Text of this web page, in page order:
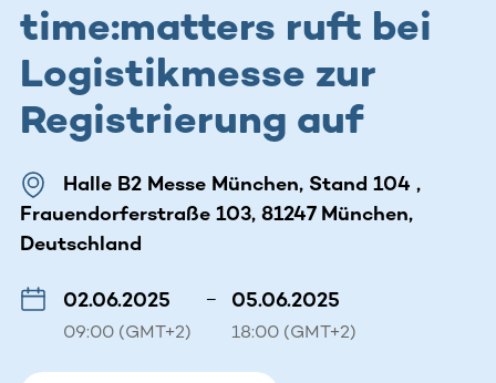
time:matters ruft bei
Logistikmesse zur
Registrierung auf
Halle B2 Messe München, Stand 104 ,
Frauendorferstraße 103, 81247 München,
Deutschland
02.06.2025
09:00 (GMT+2)
– 05.06.2025
18:00 (GMT+2)